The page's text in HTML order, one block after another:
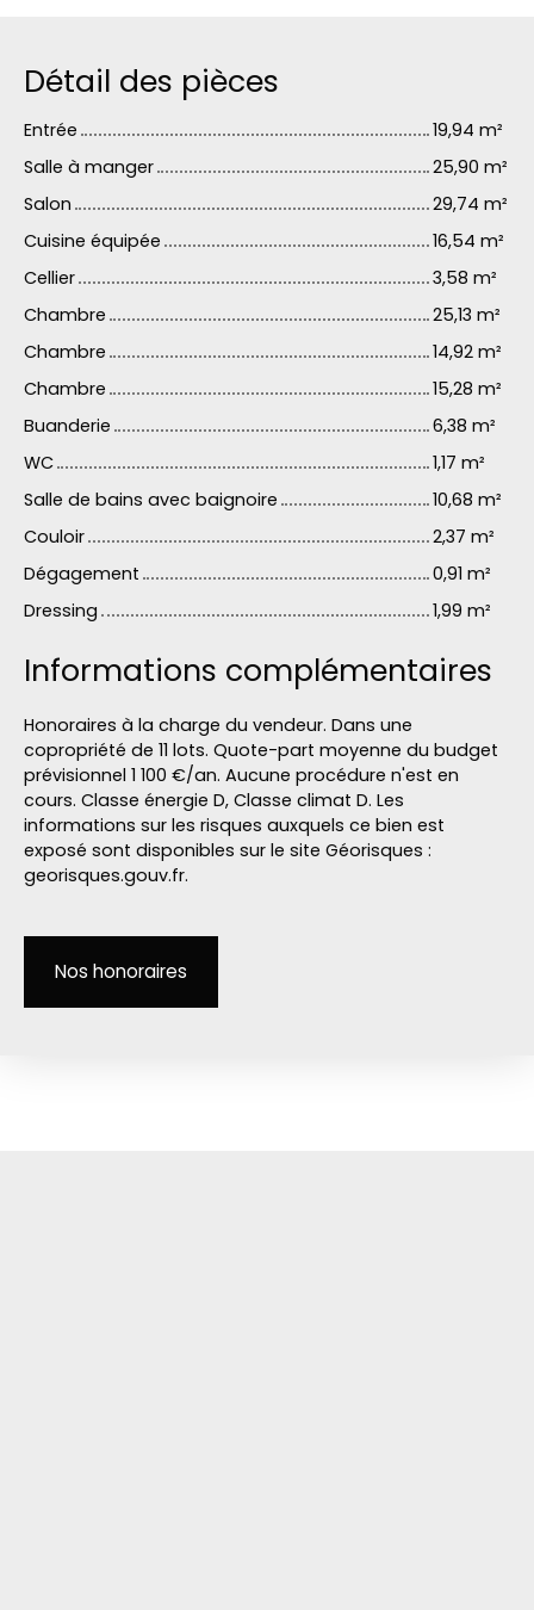
Détail des pièces
Entrée
19,94 m²
Salle à manger
25,90 m²
Salon
29,74 m²
Cuisine équipée
16,54 m²
Cellier
3,58 m²
Chambre
25,13 m²
Chambre
14,92 m²
Chambre
15,28 m²
Buanderie
6,38 m²
WC
1,17 m²
Salle de bains avec baignoire
10,68 m²
Couloir
2,37 m²
Dégagement
0,91 m²
Dressing
1,99 m²
Informations complémentaires
Honoraires à la charge du vendeur. Dans une
copropriété de 11 lots. Quote-part moyenne du budget
prévisionnel 1 100 €/an. Aucune procédure n'est en
cours. Classe énergie D, Classe climat D. Les
informations sur les risques auxquels ce bien est
exposé sont disponibles sur le site Géorisques :
georisques.gouv.fr.
Nos honoraires